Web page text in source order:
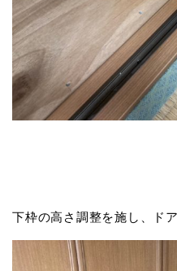
下枠の高さ調整を施し、ド